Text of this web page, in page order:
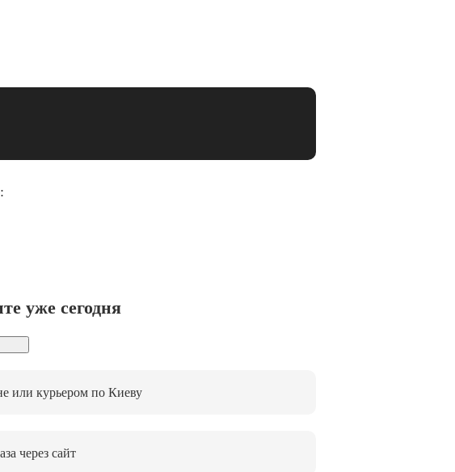
уже сегодня
или курьером по Киеву
через сайт